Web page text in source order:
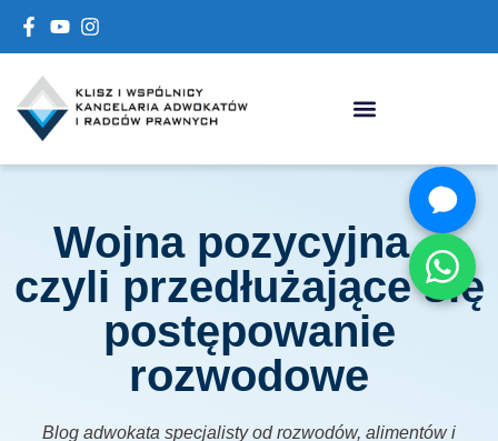
Wojna pozycyjna –
czyli przedłużające się
postępowanie
rozwodowe
Blog adwokata specjalisty od rozwodów, alimentów i